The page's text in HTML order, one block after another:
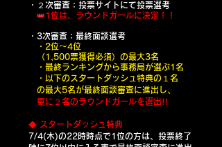
・２次審査： 投票サイトにて投票選考
👑 1位は、ラウンドガールに決定！！
・3次審査：最終面談選考
・2位〜4位
（1,500票獲得必須）の最大3名
・最終ランキングから事務局が選ぶ1名
・以下のスタートダッシュ特典の１名
の最大5名が最終面談審査に進出し、
更に２名のラウンドガールを選出!!
◆ スタートダッシュ特典
7/4(木)の22時時点で1位の方は、投票終了